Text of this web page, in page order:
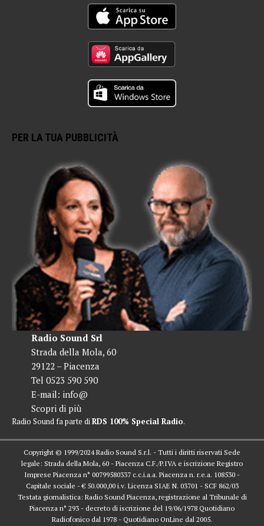
PER LA TUA PUBBLICITÀ
Radio Sound Srl
Strada della Mola, 60
29122 – Piacenza
Tel 0523 590 590
E-mail: info@
Scopri di più
Radio Sound fa parte diRDS 100% Special Radio.
Copyright © 1999/2024 Radio Sound S.r.l. - Tutti i diritti riservati Sede
legale: Strada della Mola, 60 - Piacenza C.F./P.IVA e iscrizione Registro
Imprese Piacenza n° 00799580337 c.c.i.a.a. Piacenza n. r.e.a. 108530 -
Capitale sociale - € 50.000,00 i.v. Licenza SIAE N. 03701 - SCF 862/03
Testata giornalistica: Radio Sound Piacenza, registrazione al Tribunale di
Piacenza n° 293 - decreto di iscrizione del 19/06/1978 Quotidiano
Radiofonico dal 1978 - Quotidiano OnLine dal 2005.